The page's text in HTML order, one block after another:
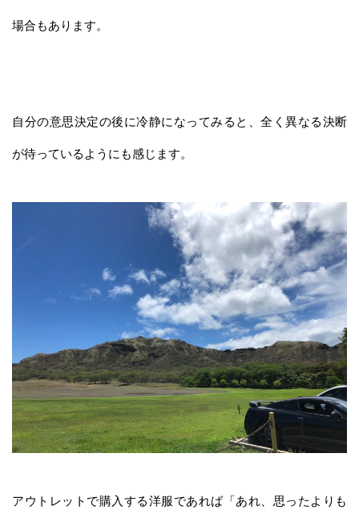
場合もあります。
自分の意思決定の後に冷静になってみると、全く異なる決断
が待っているようにも感じます。
アウトレットで購入する洋服であれば「あれ、思ったよりも